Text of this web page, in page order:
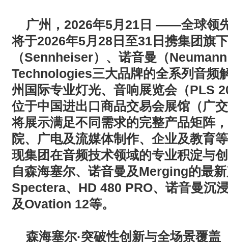
广州， 2026年5月 21 日 ——全球领
将于2026年5月 28 日至31 日携集团旗
（Sennheiser）、诺音曼（Neumann
Technologies三大品牌的全系列音频
州国际专业灯光、音响展览会（PLS
位于中国进出口商品交易会展馆（广
将展示满足不同需求的完整产品矩阵
院、广电及流媒体制作、企业及教育
现集团在音频技术领域的专业积淀与
自森海塞尔、诺音曼及Merging的最
Spectera、 HD 480 PRO、诺音曼沉
及Ovation 12等。
森海塞尔·突破性创新与全场景覆盖